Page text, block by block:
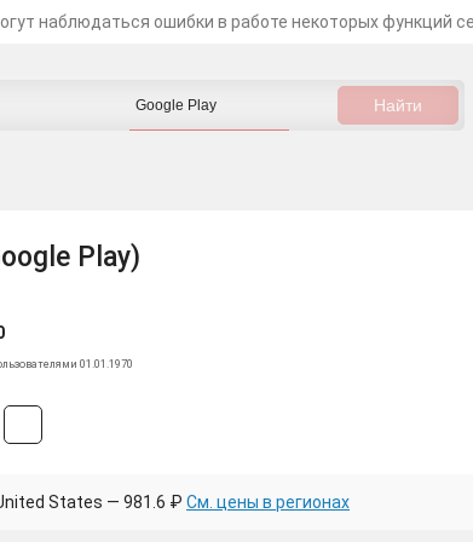
наблюдаться ошибки в работе некоторых функций
Play)
01.01.1970
States — 981.6 ₽ См. цены в регионах